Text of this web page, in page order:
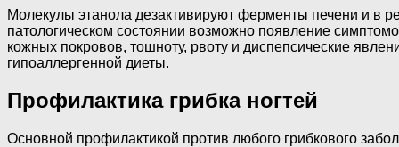
Молекулы этанола дезактивируют ферменты печени и в
патологическом состоянии возможно появление
кожных покровов, тошноту, рвоту и диспепсические
гипоаллергенной диеты.
Профилактика грибка ногтей
Основной профилактикой против любого грибкового